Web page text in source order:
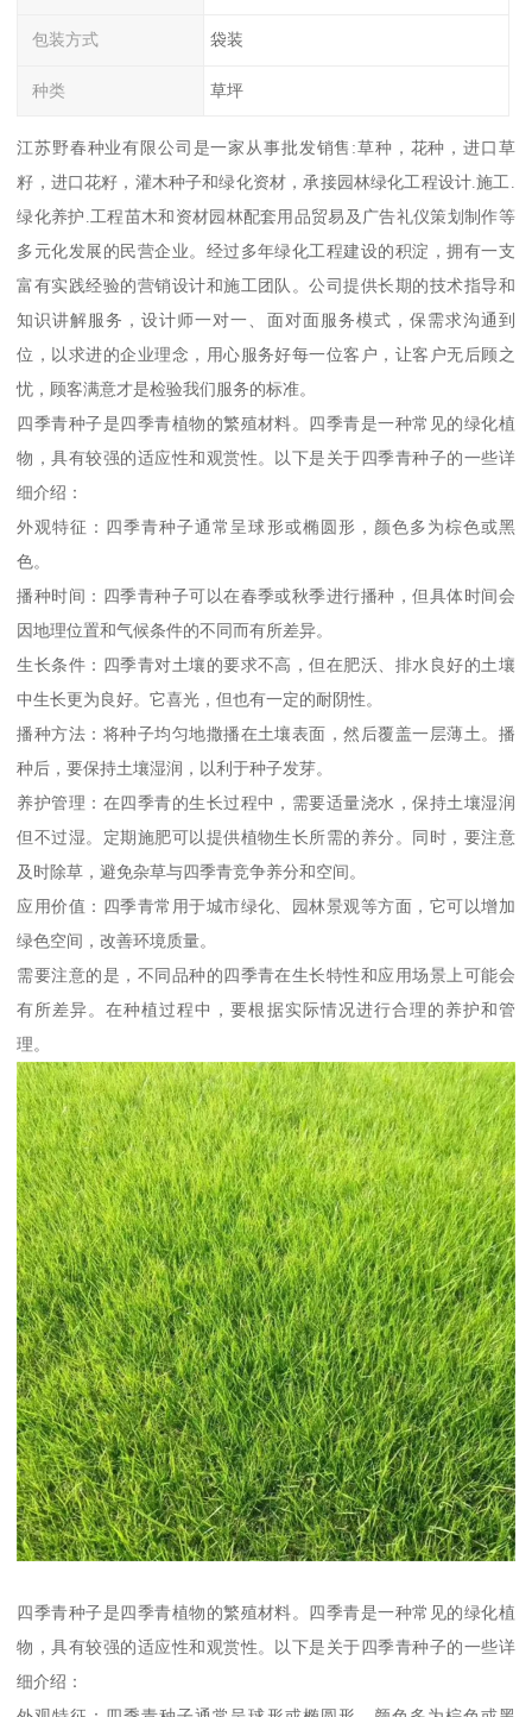
包装方式 袋装
种类 草坪
江苏野春种业有限公司是一家从事批发销售:草种，花种，进口草
籽，进口花籽，灌木种子和绿化资材，承接园林绿化工程设计.施工.
绿化养护.工程苗木和资材园林配套用品贸易及广告礼仪策划制作等
多元化发展的民营企业。经过多年绿化工程建设的积淀，拥有一支
富有实践经验的营销设计和施工团队。公司提供长期的技术指导和
知识讲解服务，设计师一对一、面对面服务模式，保需求沟通到
位，以求进的企业理念，用心服务好每一位客户，让客户无后顾之
忧，顾客满意才是检验我们服务的标准。
四季青种子是四季青植物的繁殖材料。四季青是一种常见的绿化植
物，具有较强的适应性和观赏性。以下是关于四季青种子的一些详
细介绍：
外观特征：四季青种子通常呈球形或椭圆形，颜色多为棕色或黑
色。
播种时间：四季青种子可以在春季或秋季进行播种，但具体时间会
因地理位置和气候条件的不同而有所差异。
生长条件：四季青对土壤的要求不高，但在肥沃、排水良好的土壤
中生长更为良好。它喜光，但也有一定的耐阴性。
播种方法：将种子均匀地撒播在土壤表面，然后覆盖一层薄土。播
种后，要保持土壤湿润，以利于种子发芽。
养护管理：在四季青的生长过程中，需要适量浇水，保持土壤湿润
但不过湿。定期施肥可以提供植物生长所需的养分。同时，要注意
及时除草，避免杂草与四季青竞争养分和空间。
应用价值：四季青常用于城市绿化、园林景观等方面，它可以增加
绿色空间，改善环境质量。
需要注意的是，不同品种的四季青在生长特性和应用场景上可能会
有所差异。在种植过程中，要根据实际情况进行合理的养护和管
理。
四季青种子是四季青植物的繁殖材料。四季青是一种常见的绿化植
物，具有较强的适应性和观赏性。以下是关于四季青种子的一些详
细介绍：